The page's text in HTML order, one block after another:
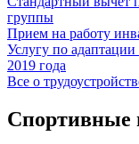
группы
Прием на работу
Услугу по
2019 года
Все о
Спортивные